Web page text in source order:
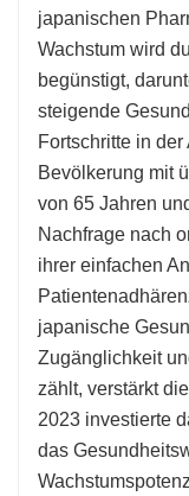
japanischen
Wachstum wird
begünstigt,
steigende
Fortschritte in
Bevölkerung mit
von 65 Jahren
Nachfrage nach
ihrer einfachen
japanische
Zugänglichkeit
zählt, verstärkt
2023 investierte
das